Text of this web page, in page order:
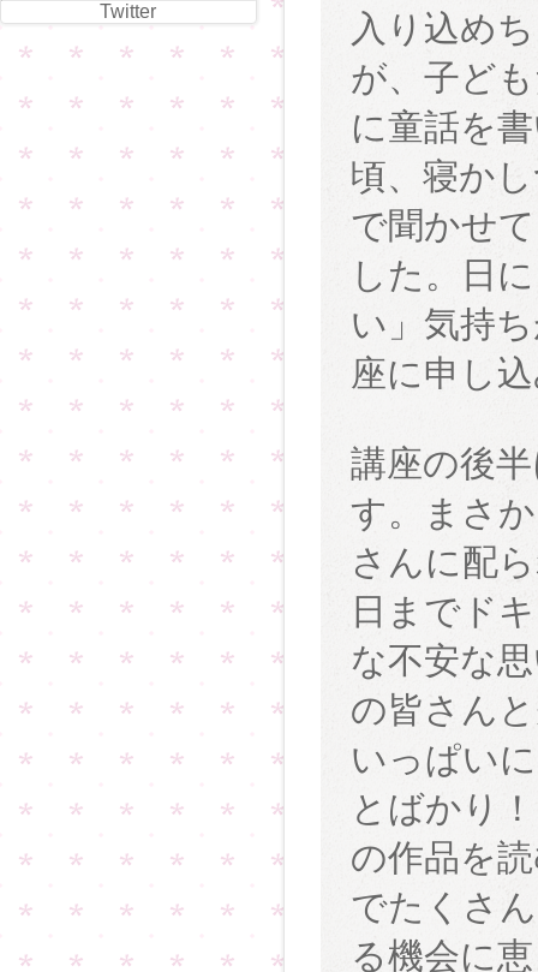
Twitter
入り込め
が、子ど
に童話を
頃、寝か
で聞かせ
した。日
い」気持
座に申し
講座の後
す。まさ
さんに配
日までド
な不安な
の皆さん
いっぱい
とばかり
の作品を
でたくさ
る機会に